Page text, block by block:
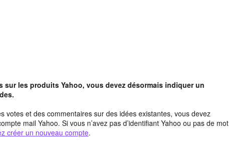
sur les produits Yahoo, vous devez désormais indiquer un
votes et des commentaires sur des idées existantes, vous devez
mail Yahoo. Si vous n’avez pas d’identifiant Yahoo ou pas de mot
créer un nouveau compte.